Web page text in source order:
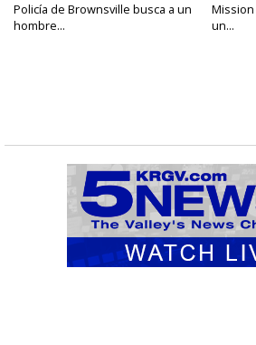
Policía de Brownsville busca a un
hombre...
Mission
un...